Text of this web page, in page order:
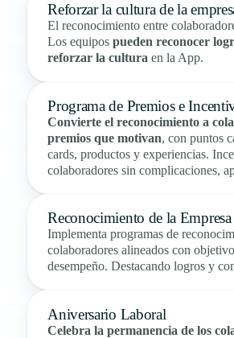
Reforzar la cultura de la
El reconocimiento entre
Los equipospueden reconocer
reforzar la cultura en la App.
Programa de Premios e
Convierte el reconocimiento a
premios que motivan, con puntos
cards, productos y experiencias.
colaboradores sin complicaciones,
Reconocimiento de la Empresa
Implementa programas de
colaboradores alineados con
desempeño. Destacando logros y
Aniversario Laboral
Celebra la permanencia de los